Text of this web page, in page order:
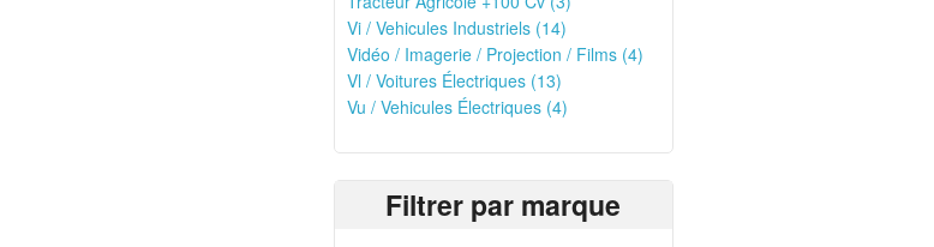
Vi / Vehicules Industriels (14)
Vidéo / Imagerie / Projection / Films (4)
Vl / Voitures Électriques (13)
Vu / Vehicules Électriques (4)
Filtrer par marque